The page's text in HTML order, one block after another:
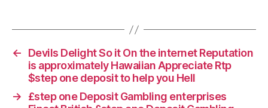
←
Devils Delight So it On the internet Reputation
is approximately Hawaiian Appreciate Rtp
$step one deposit to help you Hell
→
£step one Deposit Gambling enterprises